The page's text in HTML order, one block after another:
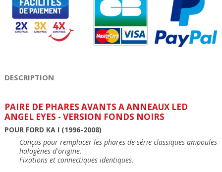
DESCRIPTION
PAIRE DE PHARES AVANTS A ANNEAUX LED
ANGEL EYES - VERSION FONDS NOIRS
POUR FORD KA I (1996-2008)
Conçus pour remplacer les phares de série classiques ampoules
halogènes d'origine.
Fixations et connectiques identiques.